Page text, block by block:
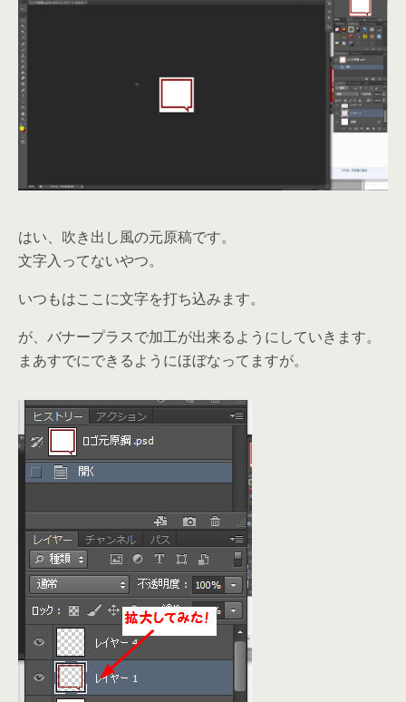
はい、吹き出し風の元原稿です。
文字入ってないやつ。
いつもはここに文字を打ち込みます。
が、バナープラスで加工が出来るようにしていきます。
まあすでにできるようにほぼなってますが。